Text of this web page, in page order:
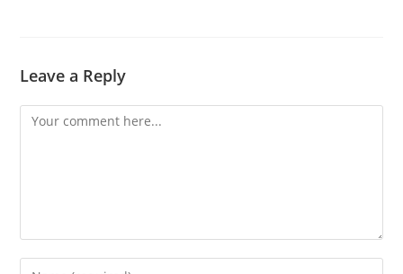
Leave a Reply
Comment
Enter